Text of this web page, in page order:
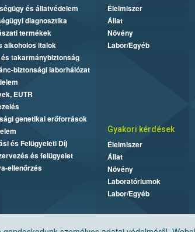
és állatvédelem
diagnosztika
termékek
alkoholos italok
takarmánybiztonság
biztonsági laborhálózat
EUTR
genetikai erőforrások
és Felügyeleti Díj
és felügyelet
ellenőrzés
Élelmiszer
Állat
Növény
Labor/Egyéb
Gyakori kérdések
Élelmiszer
Állat
Növény
Laboratóriumok
Labor/Egyéb